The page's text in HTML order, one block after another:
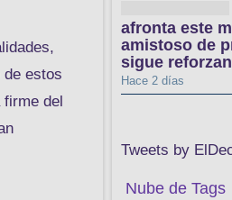
de estos
del
afronta este
amistoso de
sigue
Hace 2 días
Tweets by
Nube de Tags